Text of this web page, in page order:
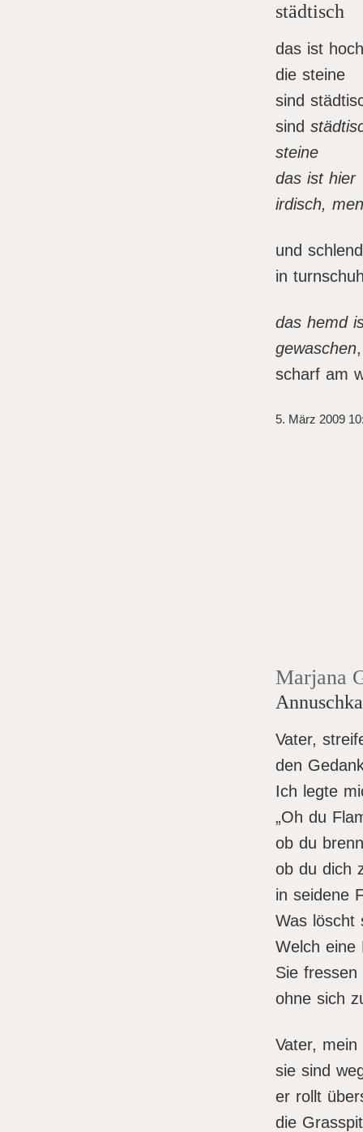
städtisch
das ist hoch
die steine
sind
sind
steine
das ist hier
irdisch,
und
in
das hemd
gewaschen
scharf am
5. März 2009
Marjana
Vater,
den
Ich legte
„Oh du
ob du
ob du dich
in seidene
Was löscht
Welch eine
Sie
ohne sich
Vater,
sie sind
er rollt
die